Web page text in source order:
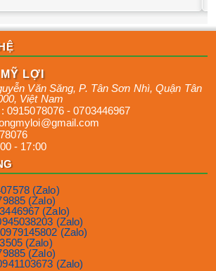
LỢI
Văn Săng, P. Tân Sơn Nhì,Quận Tân
, Việt Nam
0915078076 -0703446967
- 17:00
(Zalo)
(Zalo)
(Zalo)
(Zalo)
(Zalo)
(Zalo)
(Zalo)
(Zalo)